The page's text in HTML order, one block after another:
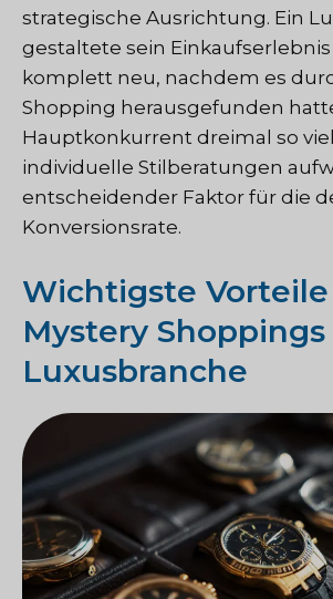
strategische Ausrichtung. Ein
gestaltete sein
komplett neu, nachdem es
Shopping herausgefunden
Hauptkonkurrent dreimal so
individuelle Stilberatungen
entscheidender Faktor für die
Konversionsrate.
Wichtigste
Mystery
Luxusbranche